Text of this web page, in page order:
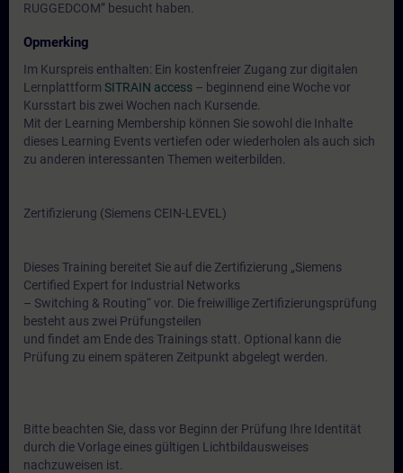
RUGGEDCOM” besucht haben.
Opmerking
Im Kurspreis enthalten: Ein kostenfreier Zugang zur digitalen
Lernplattform SITRAIN access – beginnend eine Woche vor
Kursstart bis zwei Wochen nach Kursende.
Mit der Learning Membership können Sie sowohl die Inhalte
dieses Learning Events vertiefen oder wiederholen als auch sich
zu anderen interessanten Themen weiterbilden.
Zertifizierung (Siemens CEIN-LEVEL)
Dieses Training bereitet Sie auf die Zertifizierung „Siemens
Certified Expert for Industrial Networks
– Switching & Routing“ vor. Die freiwillige Zertifizierungsprüfung
besteht aus zwei Prüfungsteilen
und findet am Ende des Trainings statt. Optional kann die
Prüfung zu einem späteren Zeitpunkt abgelegt werden.
Bitte beachten Sie, dass vor Beginn der Prüfung Ihre Identität
durch die Vorlage eines gültigen Lichtbildausweises
nachzuweisen ist.